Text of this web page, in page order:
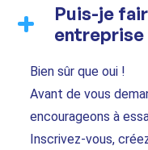
Puis-je
entreprise
Bien sûr que oui !
Avant de vous
encourageons à
Inscrivez-vous,